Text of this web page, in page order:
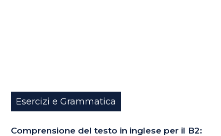
Esercizi e Grammatica
Comprensione del testo in inglese per il B2: